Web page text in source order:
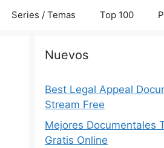
Series / Temas Top 100
Nuevos
Best Legal Appeal
Stream Free
Mejores Documentales
Gratis Online